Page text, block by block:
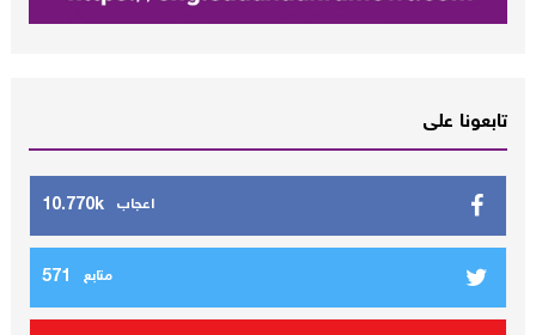
تابعونا على
10.770k اعجاب
571 متابع